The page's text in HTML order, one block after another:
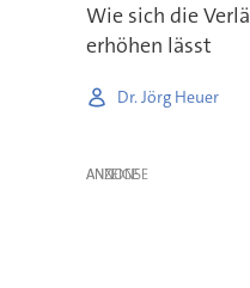
Wie sich die
erhöhen lässt
Dr. Jörg Heuer
ANZEIGE